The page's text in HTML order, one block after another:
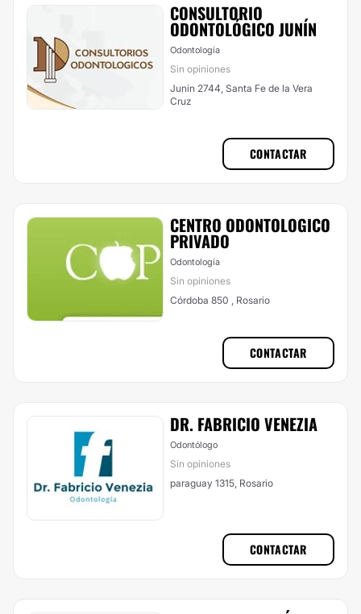
CONSULTORIO
ODONTOLÓGICO JUNÍN
Odontología
Sin opiniones
Junin 2744, Santa Fe de la Vera
Cruz
CONTACTAR
CENTRO ODONTOLOGICO
PRIVADO
Odontología
Sin opiniones
Córdoba 850 , Rosario
CONTACTAR
DR. FABRICIO VENEZIA
Odontólogo
Sin opiniones
paraguay 1315, Rosario
CONTACTAR